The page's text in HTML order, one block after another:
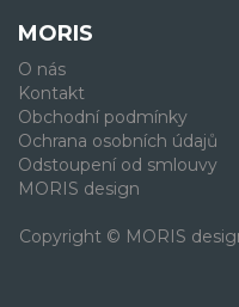
MORIS
O nás
Kontakt
Obchodní podmínky
Ochrana osobních údajů
Odstoupení od smlouvy
MORIS design
Copyright © MORIS